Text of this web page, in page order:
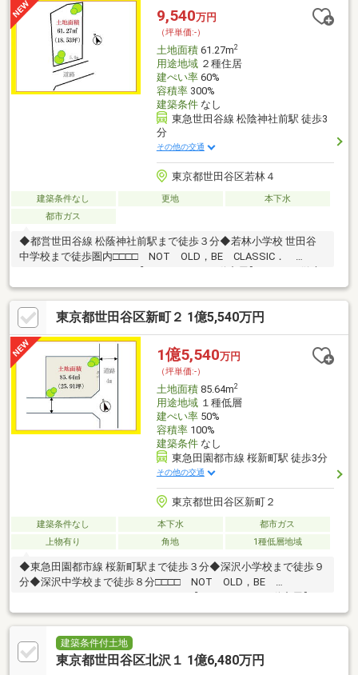
物には困りません・2世帯住宅や事務所兼自宅、賃貸併用住宅等に
もぴったりの土地。ぜひご連絡ください！
9,540万円
（坪単価:-）
土地面積61.27m2
用途地域２種住居
建ぺい率60%
容積率300%
建築条件なし
東急世田谷線 松陰神社前駅 徒歩3
分
その他の交通
東京都世田谷区若林４
建築条件なし 更地
本下水
都市ガス
◆都営世田谷線 松蔭神社前駅まで徒歩３分◆若林小学校 世田谷
中学校まで徒歩圏内□□□□ NOT OLD，BE CLASSIC．
的にまで顧客主義を貫く事をお約束いたします。■城南エリアに
特化した情報網を駆使し、最良の不動産をご提案。■住宅ローン
シュミレーション無料相談会 毎日随時開催中。■ウォールメイ
トオリジナルの住宅購入・住替え等について分かりやすく解説し
たガイドブックをご希望者様に【無料プレゼント】～弊社ホーム
ページ～https://wallmate.co.jp/～
東京都世田谷区新町２ 1億5,540万円
1億5,540万円
（坪単価:-）
土地面積85.64m2
用途地域１種低層
建ぺい率50%
容積率100%
建築条件なし
東急田園都市線 桜新町駅 徒歩3分
その他の交通
東京都世田谷区新町２
建築条件なし 本下水
都市ガス
上物有り
角地 1種低層地域
◆東急田園都市線 桜新町駅まで徒歩３分◆深沢小学校まで徒歩９
分◆深沢中学校まで徒歩８分□□□□ NOT OLD，BE
して 徹底的にまで顧客主義を貫く事をお約束いたします■都心エ
リアに特化した情報網を駆使し、最良の不動産をご提案■住宅ロ
ーンシュミレーション無料相談会 毎日随時開催中■ウォールメ
イトオリジナルの住宅購入・住替え等について 分かりやすく解説
建築条件付土地
東京都世田谷区北沢１ 1億6,480万円